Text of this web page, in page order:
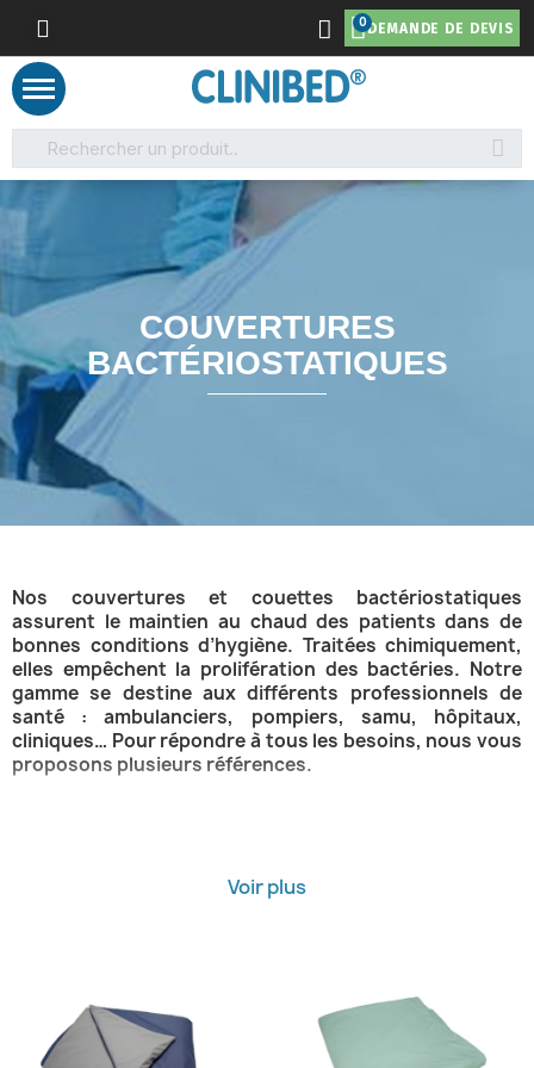
DEMANDE DE DEVIS
COUVERTURES
BACTÉRIOSTATIQUES
Nos couvertures et couettes bactériostatiques
assurent le maintien au chaud des patients dans de
bonnes conditions d’hygiène. Traitées chimiquement,
elles empêchent la prolifération des bactéries. Notre
gamme se destine aux différents professionnels de
santé : ambulanciers, pompiers, samu, hôpitaux,
cliniques… Pour répondre à tous les besoins, nous vous
proposons plusieurs références.
• Les couvertures bactériostatiques sont utilisées par les
• Les couettes ambulatoires et polaires sont adaptées au
fonctionnement de la prise en charge d'une journée. Elles
Voir plus